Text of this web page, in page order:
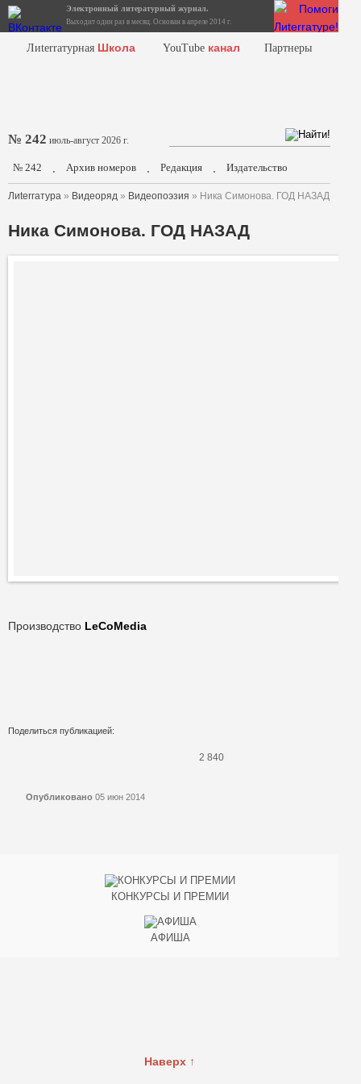
Электронный литературный журнал.
Выходит один раз в месяц. Основан в апреле 2014 г.
Лиterraтурная Школа YouTube канал Партнеры
№ 242 июль-август 2026 г.
№ 242 . Архив номеров . Редакция . Издательство
Лиterraтура » Видеоряд » Видеопоэзия » Ника Симонова. ГОД НАЗАД
Ника Симонова. ГОД НАЗАД
Производство LeCoMedia
Поделиться публикацией:
2 840
Опубликовано 05 июн 2014
КОНКУРСЫ И ПРЕМИИ
АФИША
Наверх ↑